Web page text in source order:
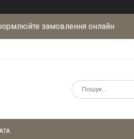
замовлення онлайн